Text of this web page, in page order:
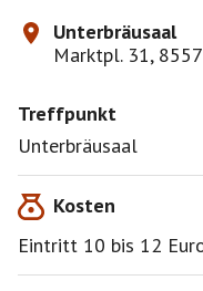
Unterbräusaal
Marktpl. 31,
Treffpunkt
Unterbräusaal
Kosten
Eintritt 10 bis 12